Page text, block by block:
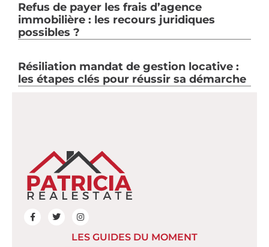
Refus de payer les frais d’agence
immobilière : les recours juridiques
possibles ?
Résiliation mandat de gestion locative :
les étapes clés pour réussir sa démarche
LES GUIDES DU MOMENT